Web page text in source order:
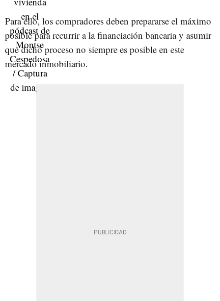
Para ello, los compradores deben prepararse el máximo
posible para recurrir a la financiación bancaria y asumir
que dicho proceso no siempre es posible en este
mercado inmobiliario.